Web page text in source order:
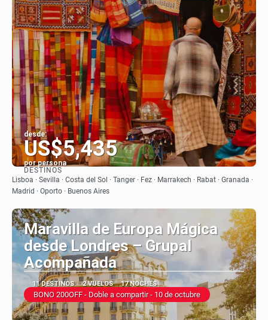
desde:
US$5,435
por persona
Ver
DESTINOS
Lisboa · Sevilla · Costa del Sol · Tanger · Fez · Marrakech · Rabat · Granada ·
Madrid · Oporto · Buenos Aires
Maravilla de Europa Mágica
desde Londres – Grupal
Acompañada
11 DESTINOS 2 VUELOS 17 NOCHES
BONO 200OFF - Doble a compartir - 10 de octubre